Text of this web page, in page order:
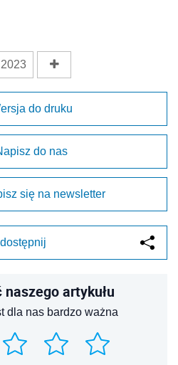
do druku
do nas
się na newsletter
artykułu
dla nas bardzo ważna